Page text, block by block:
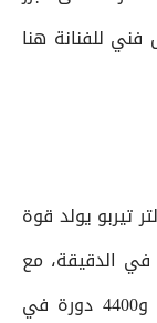
للفنانة هنا
جوليان على محرك سعة 1.5 لتر تيربو يولد قوة
عند 5600–6000 دورة في الدقيقة، مع
عزم أقصى يبلغ 220 نيوتن متر بين 2000 و4400 دورة في